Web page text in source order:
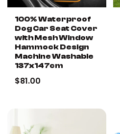
100% Waterproof
Dog Car Seat Cover
with Mesh Window
Hammock Design
Machine Washable
137x147cm
$81.00